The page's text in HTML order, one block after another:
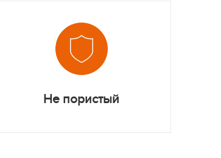
Не пористый